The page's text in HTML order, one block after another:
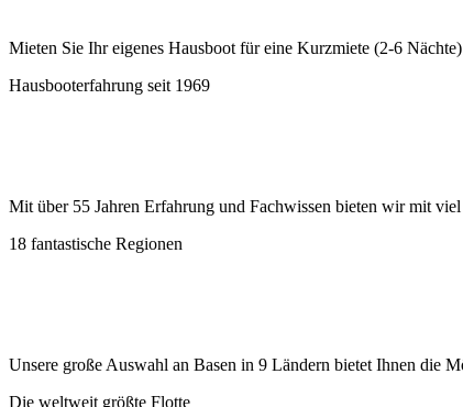
Mieten Sie Ihr eigenes Hausboot für eine Kurzmiete (2-6
Hausbooterfahrung seit 1969
Mit über 55 Jahren Erfahrung und Fachwissen bieten wir mit
18 fantastische Regionen
Unsere große Auswahl an Basen in 9 Ländern bietet Ihnen die
Die weltweit größte Flotte